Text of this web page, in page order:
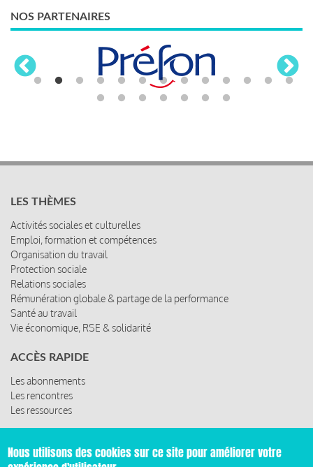
NOS PARTENAIRES
LES THÈMES
Activités sociales et culturelles
Emploi, formation et compétences
Organisation du travail
Protection sociale
Relations sociales
Rémunération globale & partage de la performance
Santé au travail
Vie économique, RSE & solidarité
ACCÈS RAPIDE
Les abonnements
Les rencontres
Les ressources
Nous utilisons des cookies sur ce site pour améliorer votre